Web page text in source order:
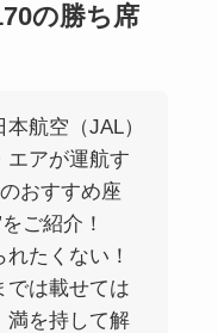
の勝ち席
航空（JAL）
エアが運航す
おすすめ座
ご紹介！
たくない！
では載せては
満を持して解